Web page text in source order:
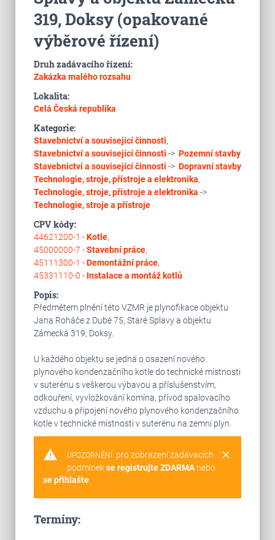
319, Doksy (opakované
výběrové řízení)
Druh zadávacího řízení:
Zakázka malého rozsahu
Lokalita:
Celá Česká republika
Kategorie:
Stavebnictví a související činnosti,
Stavebnictví a související činnosti -> Pozemní stavby
Stavebnictví a související činnosti -> Dopravní stavby
Technologie, stroje, přístroje a elektronika,
Technologie, stroje, přístroje a elektronika ->
Technologie, stroje a přístroje
CPV kódy:
44621200-1 -Kotle,
45000000-7 -Stavební práce,
45111300-1 -Demontážní práce,
45331110-0 - Instalace a montáž kotlů
Popis:
Předmětem plnění této VZMR je plynofikace objektu
Jana Roháče z Dubé 75, Staré Splavy a objektu
Zámecká 319, Doksy.
U každého objektu se jedná o osazení nového
plynového kondenzačního kotle do technické místnosti
v suterénu s veškerou výbavou a příslušenstvím,
odkouření, vyvložkování komína, přívod spalovacího
vzduchu a připojení nového plynového kondenzačního
kotle v technické místnosti v suterénu na zemní plyn.
warning clear
UPOZORNĚNÍ: pro zobrazení zadávacích
podmínekse registrujte ZDARMAnebo
se přihlašte.
Termíny: